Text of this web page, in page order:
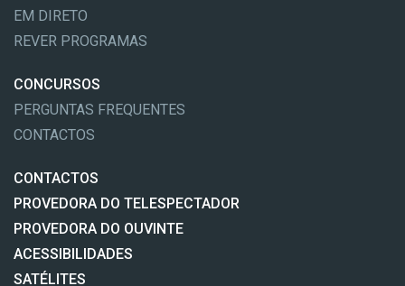
EM DIRETO
REVER PROGRAMAS
CONCURSOS
PERGUNTAS FREQUENTES
CONTACTOS
CONTACTOS
PROVEDORA DO TELESPECTADOR
PROVEDORA DO OUVINTE
ACESSIBILIDADES
SATÉLITES